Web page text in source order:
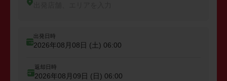
出発日時
2026年08月08日 (土) 06:00
返却日時
2026年08月09日 (日) 06:00